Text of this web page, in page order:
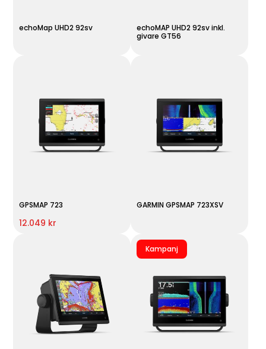
echoMap UHD2 92sv
echoMAP UHD2 92sv inkl.
givare GT56
GPSMAP 723
12.049 kr
GARMIN GPSMAP 723XSV
Kampanj